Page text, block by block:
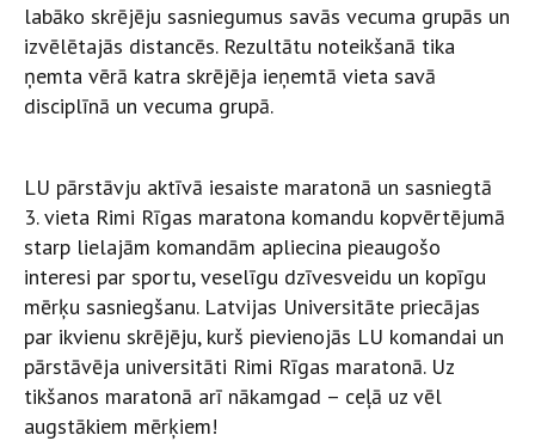
labāko skrējēju sasniegumus savās vecuma grupās un
izvēlētajās distancēs. Rezultātu noteikšanā tika
ņemta vērā katra skrējēja ieņemtā vieta savā
disciplīnā un vecuma grupā.
LU pārstāvju aktīvā iesaiste maratonā un sasniegtā
3. vieta Rimi Rīgas maratona komandu kopvērtējumā
starp lielajām komandām apliecina pieaugošo
interesi par sportu, veselīgu dzīvesveidu un kopīgu
mērķu sasniegšanu. Latvijas Universitāte priecājas
par ikvienu skrējēju, kurš pievienojās LU komandai un
pārstāvēja universitāti Rimi Rīgas maratonā. Uz
tikšanos maratonā arī nākamgad – ceļā uz vēl
augstākiem mērķiem!